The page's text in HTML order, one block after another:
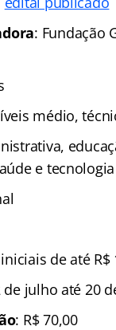
: Fundação
médio,
e
de até R$
de julho até 20
: R$ 70,00